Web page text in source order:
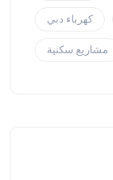
كهرباء دبي
مشاريع سكنية